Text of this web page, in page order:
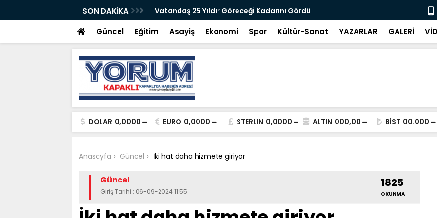
SON DAKİKA Vatandaş 25 Yıldır Göreceği Kadarını Gördü Hâlâ
Güncel Eğitim Asayiş Ekonomi Spor Kültür-Sanat YAZARLAR GALERİ
DOLAR 0,0000 EURO 0,0000 STERLIN 0,0000 ALTIN 000,00 BİST 00.000
Anasayfa Güncel İki hat daha hizmete giriyor
Güncel
Giriş Tarihi : 06-09-2024 11:55
1825
OKUNMA